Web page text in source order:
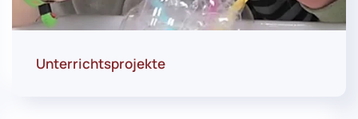
Unterrichtsprojekte